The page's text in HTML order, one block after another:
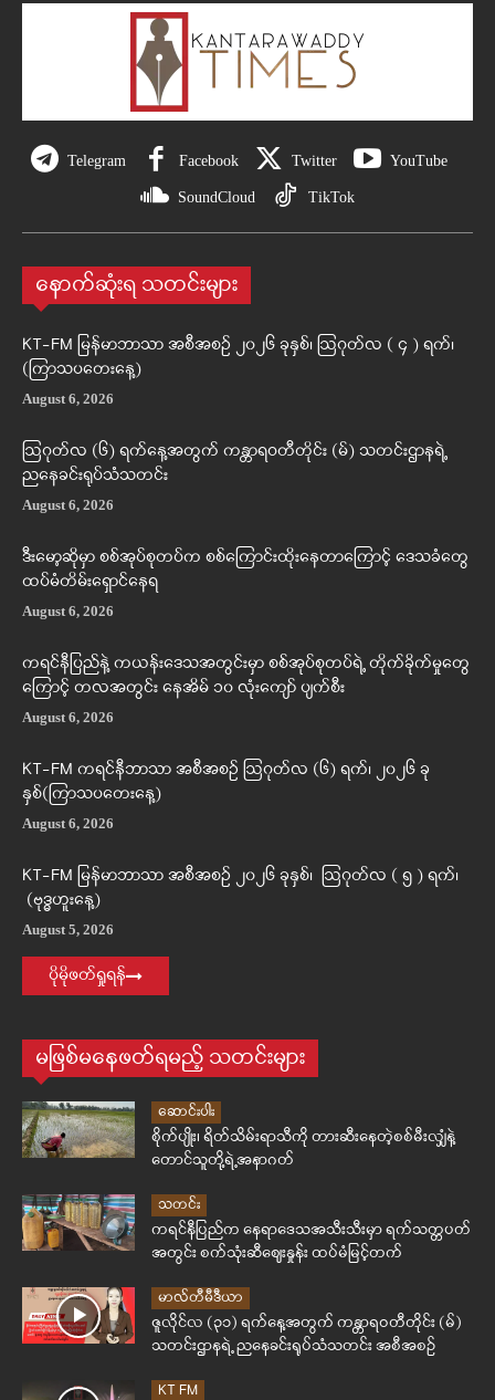
Telegram Facebook Twitter YouTube
SoundCloud TikTok
နောက်ဆုံးရ သတင်းများ
KT-FM မြန်မာဘာသာ အစီအစဉ် ၂၀၂၆ ခုနှစ်၊ ဩဂုတ်လ ( ၄ ) ရက်၊
(ကြာသပတေးနေ့)
August 6, 2026
ဩဂုတ်လ (၆) ရက်နေ့အတွက် ကန္တာရဝတီတိုင်း (မ်) သတင်းဌာနရဲ့
ညနေခင်းရုပ်သံသတင်း
August 6, 2026
ဒီးမော့ဆိုမှာ စစ်အုပ်စုတပ်က စစ်ကြောင်းထိုးနေတာကြောင့် ဒေသခံတွေ
ထပ်မံတိမ်းရှောင်နေရ
August 6, 2026
ကရင်နီပြည်နဲ့ ကယန်းဒေသအတွင်းမှာ စစ်အုပ်စုတပ်ရဲ့ တိုက်ခိုက်မှုတွေ
ကြောင့် တလအတွင်း နေအိမ် ၁၀ လုံးကျော် ပျက်စီး
August 6, 2026
KT-FM ကရင်နီဘာသာ အစီအစဉ် ဩဂုတ်လ (၆) ရက်၊ ၂၀၂၆ ခု
နှစ်(ကြာသပတေးနေ့)
August 6, 2026
KT-FM မြန်မာဘာသာ အစီအစဉ် ၂၀၂၆ ခုနှစ်၊ ဩဂုတ်လ ( ၅ ) ရက်၊
(ဗုဒ္ဓဟူးနေ့)
August 5, 2026
ပိုမိုဖတ်ရှုရန်
မဖြစ်မနေဖတ်ရမည့် သတင်းများ
ဆောင်းပါး
စိုက်ပျိုး၊ ရိတ်သိမ်းရာသီကို တားဆီးနေတဲ့စစ်မီးလျှံနဲ့
တောင်သူတို့ရဲ့အနာဂတ်
သတင်း
ကရင်နီပြည်က နေရာဒေသအသီးသီးမှာ ရက်သတ္တပတ်
အတွင်း စက်သုံးဆီဈေးနှုန်း ထပ်မံမြင့်တက်
မာလ်တီမီဒီယာ
ဇူလိုင်လ (၃၁) ရက်နေ့အတွက် ကန္တာရဝတီတိုင်း (မ်)
သတင်းဌာနရဲ့ ညနေခင်းရုပ်သံသတင်း အစီအစဉ်
KT FM